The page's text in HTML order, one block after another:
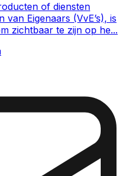
of diensten
van Eigenaars (VvE’s), is
zichtbaar te zijn op he...